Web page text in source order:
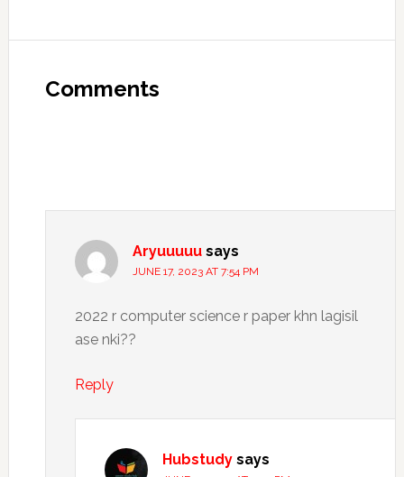
Interactions
Comments
Aryuuuuu says
JUNE 17, 2023 AT 7:54 PM
2022 r computer science r paper khn lagisil
ase nki??
Reply
Hubstudy says